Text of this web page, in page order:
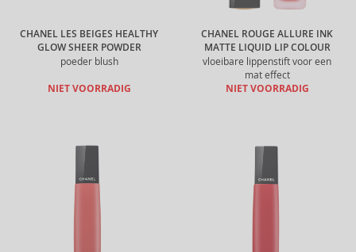
CHANEL LES BEIGES HEALTHY
GLOW SHEER POWDER
poeder blush
NIET VOORRADIG
CHANEL ROUGE ALLURE INK
MATTE LIQUID LIP COLOUR
vloeibare lippenstift voor een
mat effect
NIET VOORRADIG